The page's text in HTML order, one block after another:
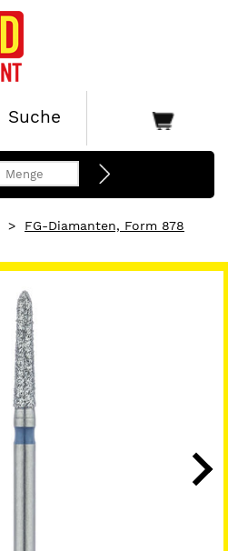
Suche
> FG-Diamanten, Form 878